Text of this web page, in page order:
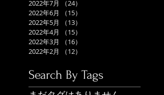
2022年7月
（24）
2022年6月
（15）
2022年5月
（13）
2022年4月
（15）
2022年3月
（16）
2022年2月
（12）
Search By Tags